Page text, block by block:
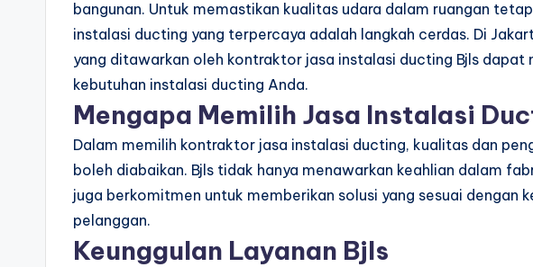
bangunan. Untuk memastikan kualitas udara dalam ruangan
instalasi ducting yang terpercaya adalah langkah cerdas. Di
yang ditawarkan oleh kontraktor jasa instalasi ducting Bjls dapat
kebutuhan instalasi ducting Anda.
Mengapa Memilih Jasa Instalasi
Dalam memilih kontraktor jasa instalasi ducting, kualitas dan
boleh diabaikan. Bjls tidak hanya menawarkan keahlian dalam
juga berkomitmen untuk memberikan solusi yang sesuai dengan
pelanggan.
Keunggulan Layanan Bjls